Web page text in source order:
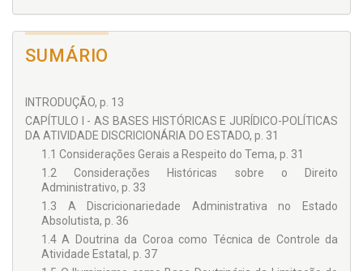
SUMÁRIO
INTRODUÇÃO, p. 13
CAPÍTULO I - AS BASES HISTÓRICAS E JURÍDICO-POLÍTICAS
DA ATIVIDADE DISCRICIONÁRIA DO ESTADO, p. 31
1.1 Considerações Gerais a Respeito do Tema, p. 31
1.2 Considerações Históricas sobre o Direito
Administrativo, p. 33
1.3 A Discricionariedade Administrativa no Estado
Absolutista, p. 36
1.4 A Doutrina da Coroa como Técnica de Controle da
Atividade Estatal, p. 37